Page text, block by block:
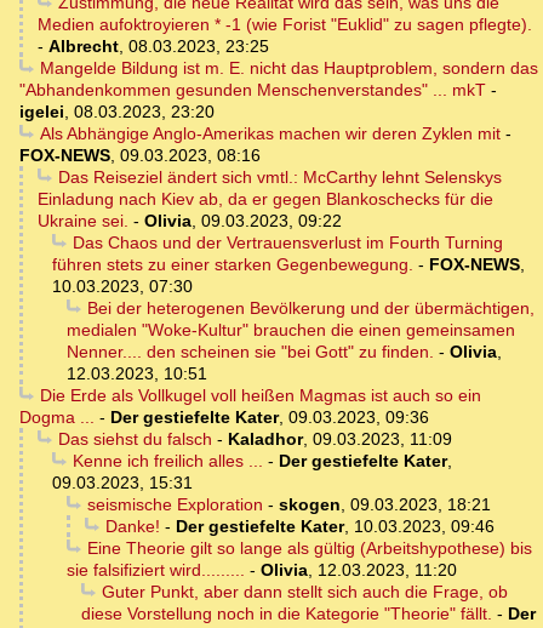
Medien aufoktroyieren * -1 (wie Forist "Euklid" zu sagen pflegte).
- Albrecht, 08.03.2023, 23:25
Mangelde Bildung ist m. E. nicht das Hauptproblem, sondern das
"Abhandenkommen gesunden Menschenverstandes" ... mkT -
igelei, 08.03.2023, 23:20
Als Abhängige Anglo-Amerikas machen wir deren Zyklen mit-
FOX-NEWS, 09.03.2023, 08:16
Das Reiseziel ändert sich vmtl.: McCarthy lehnt Selenskys
Einladung nach Kiev ab, da er gegen Blankoschecks für die
Ukraine sei. - Olivia, 09.03.2023, 09:22
Das Chaos und der Vertrauensverlust im Fourth Turning
führen stets zu einer starken Gegenbewegung. - FOX-NEWS,
10.03.2023, 07:30
Bei der heterogenen Bevölkerung und der übermächtigen,
medialen "Woke-Kultur" brauchen die einen gemeinsamen
Nenner.... den scheinen sie "bei Gott" zu finden. - Olivia,
12.03.2023, 10:51
Die Erde als Vollkugel voll heißen Magmas ist auch so ein
Dogma ... - Der gestiefelte Kater, 09.03.2023, 09:36
Das siehst du falsch - Kaladhor, 09.03.2023, 11:09
Kenne ich freilich alles ... - Der gestiefelte Kater,
09.03.2023, 15:31
seismische Exploration - skogen, 09.03.2023, 18:21
Danke! - Der gestiefelte Kater, 10.03.2023, 09:46
Eine Theorie gilt so lange als gültig (Arbeitshypothese) bis
sie falsifiziert wird......... - Olivia, 12.03.2023, 11:20
Guter Punkt, aber dann stellt sich auch die Frage, ob
diese Vorstellung noch in die Kategorie "Theorie" fällt. - Der